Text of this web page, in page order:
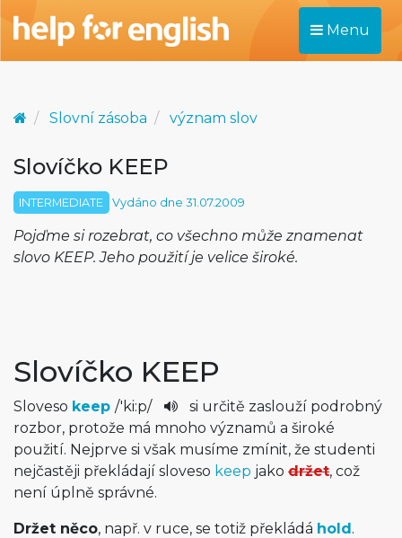
Menu
Slovní zásoba význam slov
Slovíčko KEEP
INTERMEDIATE Vydáno dne 31.07.2009
Pojďme si rozebrat, co všechno může znamenat
slovo KEEP. Jeho použití je velice široké.
Slovíčko KEEP
Sloveso keep /'ki:p/
si určitě zaslouží podrobný
rozbor, protože má mnoho významů a široké
použití. Nejprve si však musíme zmínit, že studenti
nejčastěji překládají sloveso keep jako držet, což
není úplně správné.
Držet něco, např. v ruce, se totiž překládá hold.